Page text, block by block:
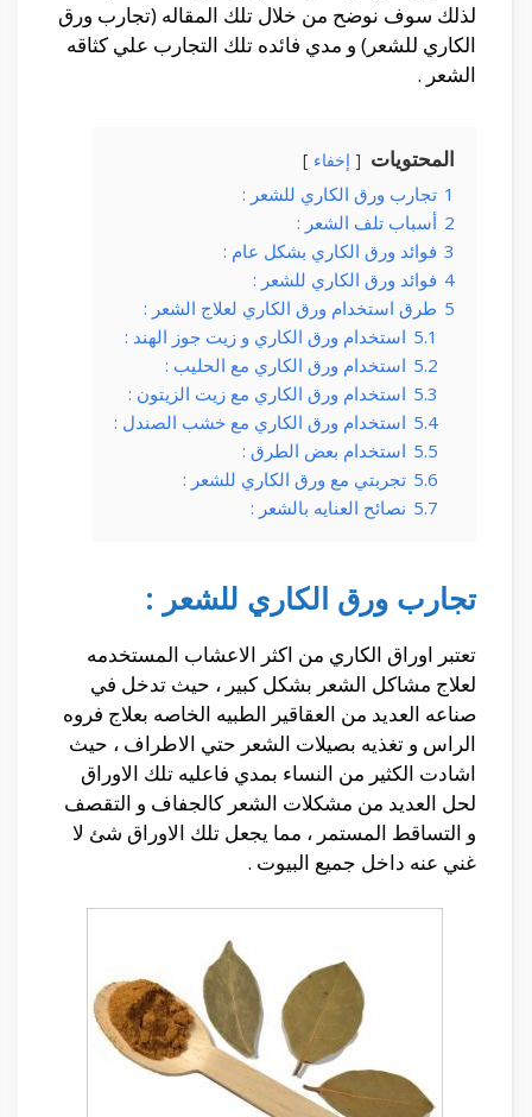
لذلك سوف نوضح من خلال تلك المقاله (تجارب ورق
الكاري للشعر) و مدي فائده تلك التجارب علي كثاقه
الشعر .
المحتويات إخفاء
1 تجارب ورق الكاري للشعر :
2 أسباب تلف الشعر :
3 فوائد ورق الكاري بشكل عام :
4 فوائد ورق الكاري للشعر :
5 طرق استخدام ورق الكاري لعلاج الشعر :
5.1 استخدام ورق الكاري و زيت جوز الهند :
5.2 استخدام ورق الكاري مع الحليب :
5.3 استخدام ورق الكاري مع زيت الزيتون :
5.4 استخدام ورق الكاري مع خشب الصندل :
5.5 استخدام بعض الطرق :
5.6 تجربتي مع ورق الكاري للشعر :
5.7 نصائح العنايه بالشعر :
تجارب ورق الكاري للشعر :
تعتبر اوراق الكاري من اكثر الاعشاب المستخدمه
لعلاج مشاكل الشعر بشكل كبير ، حيث تدخل في
صناعه العديد من العقاقير الطبيه الخاصه بعلاج فروه
الراس و تغذيه بصيلات الشعر حتي الاطراف ، حيث
اشادت الكثير من النساء بمدي فاعليه تلك الاوراق
لحل العديد من مشكلات الشعر كالجفاف و التقصف
و التساقط المستمر ، مما يجعل تلك الاوراق شئ لا
غني عنه داخل جميع البيوت .